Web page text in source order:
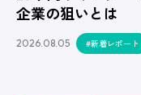
企業の狙いとは
2026.08.05 #新着レポート